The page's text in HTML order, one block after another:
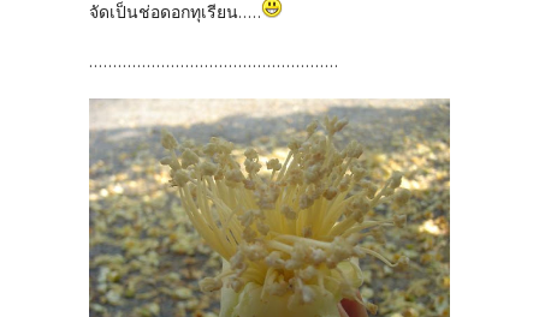
จัดเป็นช่อดอกทุเรียน.....
....................................................